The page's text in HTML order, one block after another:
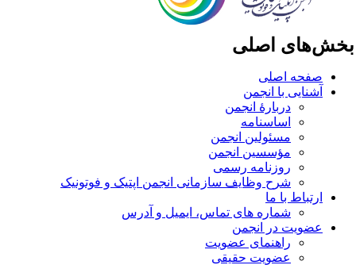
اصلی
صفحه اصلی
آشنایی با انجمن
دربارۀ انجمن
اساسنامه
مسئولین انجمن
مؤسسین انجمن
روزنامه رسمی
شرح وظایف سازمانی انجمن اپتیک و فوتونیک
ارتباط با ما
شماره های تماس، ایمیل و آدرس
عضویت در انجمن
راهنمای عضویت
عضویت حقیقی